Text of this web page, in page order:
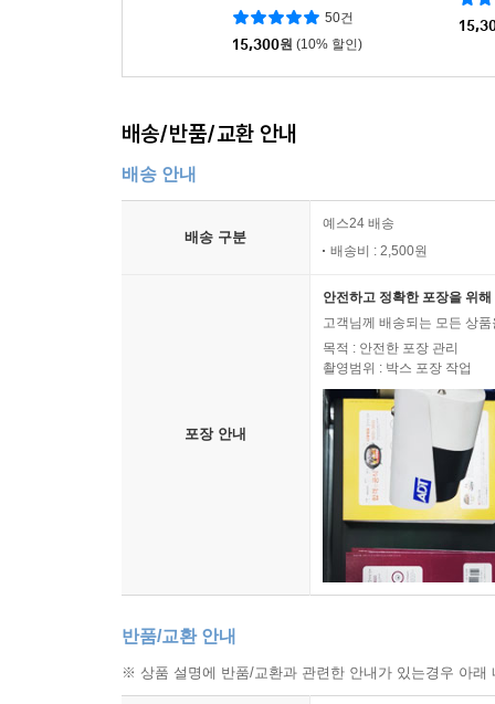
50건
15,300원 (10% 할인)
배송/반품/교환 안내
배송 안내
배송 구분
예스24 배송
배송비 : 2,500원
포장 안내
안전하고 정확한 포장을 위
고객님께 배송되는 모든 상
목적 : 안전한 포장 관리
촬영범위 : 박스 포장 작업
반품/교환 안내
※ 상품 설명에 반품/교환과 관련한 안내가 있는경우 아